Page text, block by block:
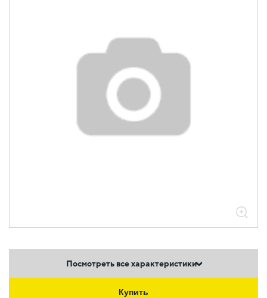
Посмотреть все характеристики
Купить